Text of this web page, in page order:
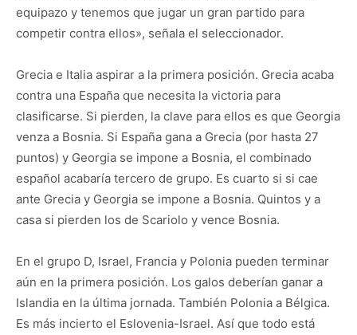
equipazo y tenemos que jugar un gran partido para
competir contra ellos», señala el seleccionador.
Grecia e Italia aspirar a la primera posición. Grecia acaba
contra una España que necesita la victoria para
clasificarse. Si pierden, la clave para ellos es que Georgia
venza a Bosnia. Si España gana a Grecia (por hasta 27
puntos) y Georgia se impone a Bosnia, el combinado
español acabaría tercero de grupo. Es cuarto si si cae
ante Grecia y Georgia se impone a Bosnia. Quintos y a
casa si pierden los de Scariolo y vence Bosnia.
En el grupo D, Israel, Francia y Polonia pueden terminar
aún en la primera posición. Los galos deberían ganar a
Islandia en la última jornada. También Polonia a Bélgica.
Es más incierto el Eslovenia-Israel. Así que todo está